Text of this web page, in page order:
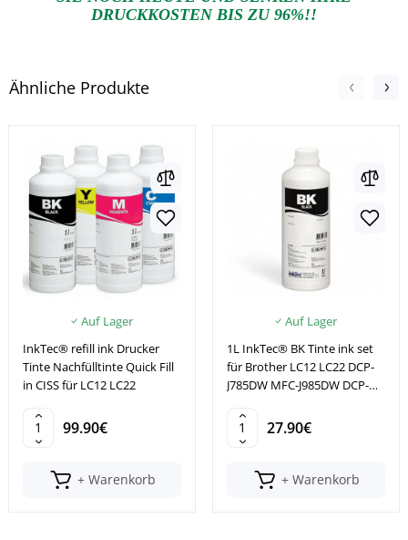
DRUCKKOSTEN BIS ZU 96%!!
Ähnliche Produkte
Auf Lager
InkTec® refill ink Drucker
Tinte Nachfülltinte Quick Fill
in CISS für LC12 LC22
99.90€
+ Warenkorb
Auf Lager
1L InkTec® BK Tinte ink set
für Brother LC12 LC22 DCP-
J785DW MFC-J985DW DCP-
27.90€
+ Warenkorb